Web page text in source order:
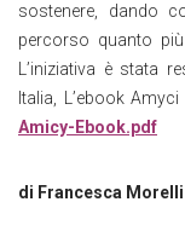
sostenere, dando
percorso quanto
L’iniziativa è stata
Italia, L’ebook
Amicy-Ebook.pdf
di Francesca Morelli